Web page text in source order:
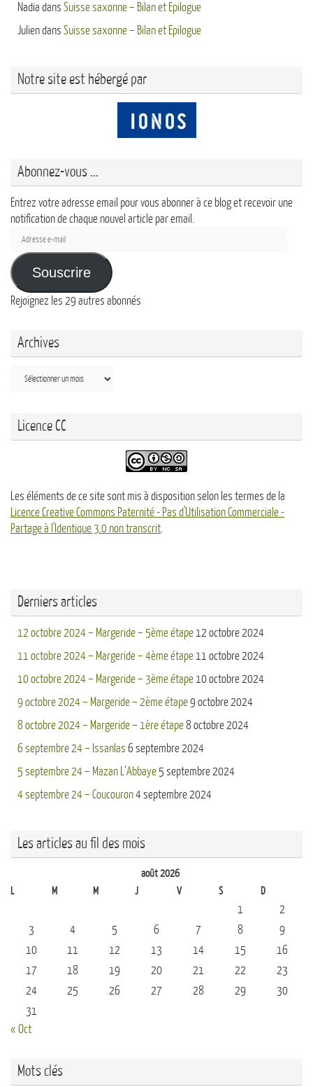
Nadia dans Suisse saxonne – Bilan et Epilogue
Juliendans Suisse saxonne – Bilan et Epilogue
Notre site est hébergé par
Abonnez-vous ...
Entrez votre adresse email pour vous abonner à ce blog et recevoir une
notification de chaque nouvel article par email.
Adresse
mail
Souscrire
Rejoignez les 29 autres abonnés
Archives
Archives
Licence CC
Les éléments de ce site sont mis à disposition selon les termes de la
Licence Creative Commons Paternité - Pas d'Utilisation Commerciale -
Partage à l'Identique 3.0 non transcrit
Derniers articles
12 octobre 2024 – Margeride – 5ème étape 12 octobre 2024
11 octobre 2024 – Margeride – 4ème étape 11 octobre 2024
10 octobre 2024 – Margeride – 3ème étape 10 octobre 2024
9 octobre 2024 – Margeride – 2ème étape9 octobre 2024
8 octobre 2024 – Margeride – 1ère étape8 octobre 2024
6 septembre 24 – Issanlas 6 septembre 2024
5 septembre 24 – Mazan L’Abbaye 5 septembre 2024
4 septembre 24 – Coucouron4 septembre 2024
Les articles au fil des mois
août 2026
L
M M J V S D
1
2
3
4 5 6 7 8
9
10
11 12 13 14 15
16
17
18 19 20 21 22
23
24
25 26 27 28 29
30
31
« Oct
Mots clés